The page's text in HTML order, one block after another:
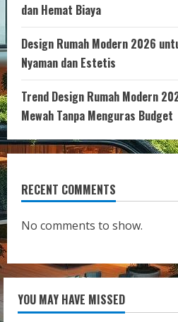
dan Hemat Biaya
Design Rumah Modern 2026
Nyaman dan Estetis
Trend Design Rumah Modern
Mewah Tanpa Menguras Budget
RECENT COMMENTS
No comments to show.
YOU MAY HAVE MISSED